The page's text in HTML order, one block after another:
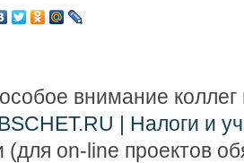
внимание коллег
| Налоги и
(для on-line проектов